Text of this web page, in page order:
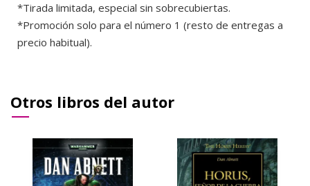
*Tirada limitada, especial sin sobrecubiertas.
*Promoción solo para el número 1 (resto de entregas a
precio habitual).
Otros libros del autor